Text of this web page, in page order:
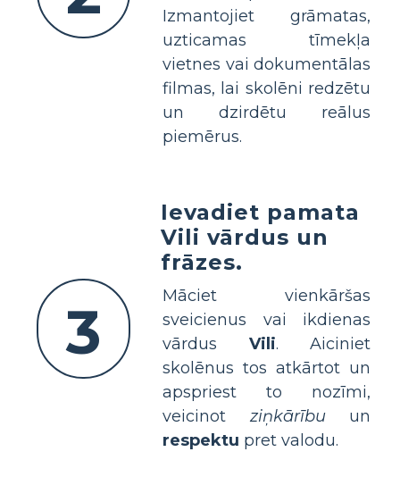
Izmantojiet grāmatas,
uzticamas tīmekļa
vietnes vai dokumentālas
filmas, lai skolēni redzētu
un dzirdētu reālus
piemērus.
3
Ievadiet pamata
Vili vārdus un
frāzes.
Māciet vienkāršas
sveicienus vai ikdienas
vārdus Vili. Aiciniet
skolēnus tos atkārtot un
apspriest to nozīmi,
veicinot ziņkārībuun
respektu pret valodu.